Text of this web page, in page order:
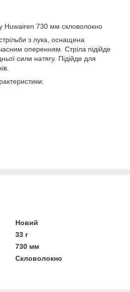
Huwairen 730 мм скловолокно
з лука, оснащена
оперенням. Стріла підійде
сили натягу. Підійде для
Новий
33 г
730 мм
Скловолокно